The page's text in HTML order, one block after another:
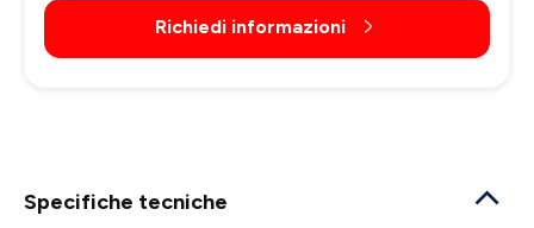
Richiedi informazioni
Specifiche tecniche